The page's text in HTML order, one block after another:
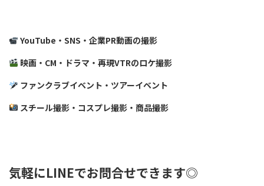
YouTube・SNS・企業PR動画の撮影
映画・CM・ドラマ・再現VTRのロケ撮影
ファンクラブイベント・ツアーイベント
スチール撮影・コスプレ撮影・商品撮影
気軽にLINEでお問合せできます◎